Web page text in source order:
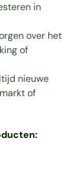
in
over het
of
nieuwe
of